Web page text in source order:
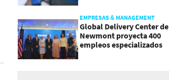
EMPRESAS & MANAGEMENT
Global Delivery Center de
Newmont proyecta 400
empleos especializados